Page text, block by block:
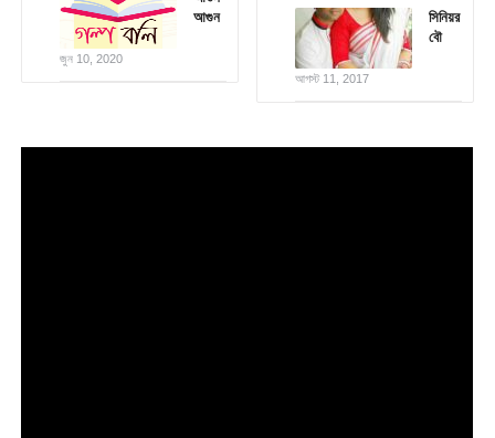
আগুন
জুন 10, 2020
সিনিয়র
বৌ
আগস্ট 11, 2017